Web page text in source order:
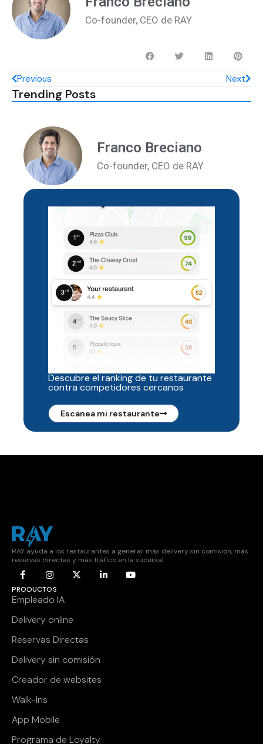
Co-founder, CEO de RAY
Previous Next
Trending Posts
Franco Breciano
Co-founder, CEO de RAY
Descubre el ranking de tu restaurante
contra competidores cercanos
Escanea mi restaurante
RAY ayuda a los restaurantes a generar más delivery sin comisión, más
reservas directas y más tráfico en la sucursal.
PRODUCTOS
Empleado IA
Delivery online
Reservas Directas
Delivery sin comisión
Creador de websites
Walk-Ins
App Mobile
Programa de Loyalty